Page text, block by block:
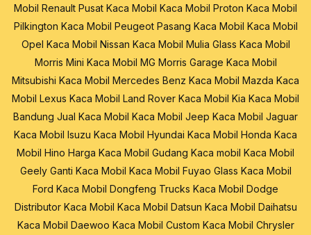
Mobil Renault Pusat Kaca Mobil Kaca Mobil Proton Kaca Mobil
Pilkington Kaca Mobil Peugeot Pasang Kaca Mobil Kaca Mobil
Opel Kaca Mobil Nissan Kaca Mobil Mulia Glass Kaca Mobil
Morris Mini Kaca Mobil MG Morris Garage Kaca Mobil
Mitsubishi Kaca Mobil Mercedes Benz Kaca Mobil Mazda Kaca
Mobil Lexus Kaca Mobil Land Rover Kaca Mobil Kia Kaca Mobil
Bandung Jual Kaca Mobil Kaca Mobil Jeep Kaca Mobil Jaguar
Kaca Mobil Isuzu Kaca Mobil Hyundai Kaca Mobil Honda Kaca
Mobil Hino Harga Kaca Mobil Gudang Kaca mobil Kaca Mobil
Geely Ganti Kaca Mobil Kaca Mobil Fuyao Glass Kaca Mobil
Ford Kaca Mobil Dongfeng Trucks Kaca Mobil Dodge
Distributor Kaca Mobil Kaca Mobil Datsun Kaca Mobil Daihatsu
Kaca Mobil Daewoo Kaca Mobil Custom Kaca Mobil Chrysler